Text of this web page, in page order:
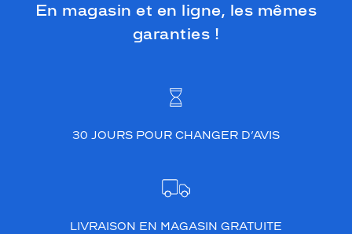
En magasin et en ligne, les mêmes
garanties !
30 JOURS POUR CHANGER D’AVIS
LIVRAISON EN MAGASIN GRATUITE